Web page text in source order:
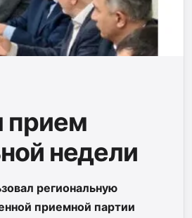
прием
недели
региональную
приемной партии